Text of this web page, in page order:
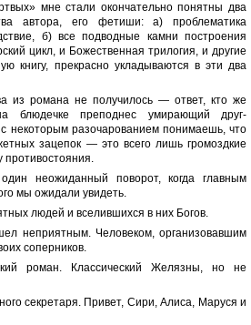
мне стали окончательно понятны два
автора, его фетиши: а) проблематика
б) все подводные камни построения
цикл, и Божественная трилогия, и другие
книгу, прекрасно укладываются в эти два
из романа не получилось — ответ, кто же
блюдечке преподнес умирающий друг-
некоторым разочарованием понимаешь, что
зацепок — это всего лишь громоздкие
противостояния.
неожиданный поворот, когда главным
мы ожидали увидеть.
людей и вселившихся в них Богов.
неприятным. Человеком, организовавшим
соперников.
роман. Классический Желязны, но не
секретаря. Привет, Сири, Алиса, Маруся и